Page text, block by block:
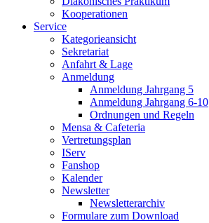
Kooperationen
Service
Kategorieansicht
Sekretariat
Anfahrt & Lage
Anmeldung
Anmeldung Jahrgang 5
Anmeldung Jahrgang 6-10
Ordnungen und Regeln
Mensa & Cafeteria
Vertretungsplan
IServ
Fanshop
Kalender
Newsletter
Newsletterarchiv
Formulare zum Download